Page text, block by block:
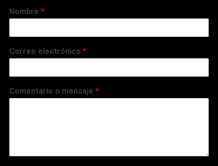
Nombre*
Correo electrónico*
Comentario o mensaje*